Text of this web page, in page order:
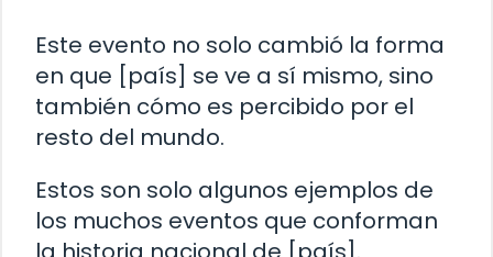
Este evento no solo cambió la forma
en que [país] se ve a sí mismo, sino
también cómo es percibido por el
resto del mundo.
Estos son solo algunos ejemplos de
los muchos eventos que conforman